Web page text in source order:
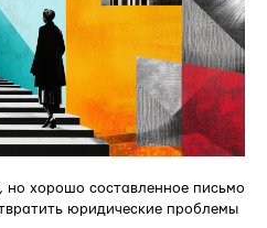
но хорошо составленное письмо
юридические проблемы